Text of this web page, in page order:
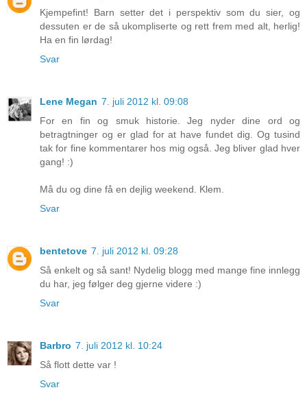
Kjempefint! Barn setter det i perspektiv som du sier, og
dessuten er de så ukompliserte og rett frem med alt, herlig!
Ha en fin lørdag!
Svar
Lene Megan 7. juli 2012 kl. 09:08
For en fin og smuk historie. Jeg nyder dine ord og
betragtninger og er glad for at have fundet dig. Og tusind
tak for fine kommentarer hos mig også. Jeg bliver glad hver
gang! :)
Må du og dine få en dejlig weekend. Klem.
Svar
bentetove 7. juli 2012 kl. 09:28
Så enkelt og så sant! Nydelig blogg med mange fine innlegg
du har, jeg følger deg gjerne videre :)
Svar
Barbro 7. juli 2012 kl. 10:24
Så flott dette var !
Svar